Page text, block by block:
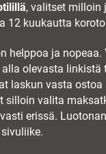
, valitset milloin
12 kuukautta
helppoa ja nopeaa.
olevasta
laskun vasta ostoa
silloin valita
erissä.